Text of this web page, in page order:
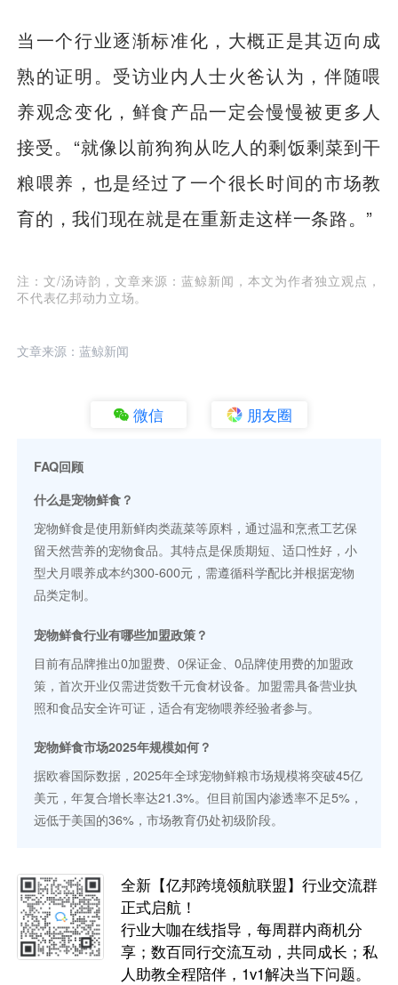
当一个行业逐渐标准化，大概正是其迈向成
熟的证明。受访业内人士火爸认为，伴随喂
养观念变化，鲜食产品一定会慢慢被更多人
接受。“就像以前狗狗从吃人的剩饭剩菜到干
粮喂养，也是经过了一个很长时间的市场教
育的，我们现在就是在重新走这样一条路。”
注：文/汤诗韵，文章来源：蓝鲸新闻，本文为作者独立观点，
不代表亿邦动力立场。
文章来源：蓝鲸新闻
微信 朋友圈
FAQ回顾
什么是宠物鲜食？
宠物鲜食是使用新鲜肉类蔬菜等原料，通过温和烹煮工艺保
留天然营养的宠物食品。其特点是保质期短、适口性好，小
型犬月喂养成本约300-600元，需遵循科学配比并根据宠物
品类定制。
宠物鲜食行业有哪些加盟政策？
目前有品牌推出0加盟费、0保证金、0品牌使用费的加盟政
策，首次开业仅需进货数千元食材设备。加盟需具备营业执
照和食品安全许可证，适合有宠物喂养经验者参与。
宠物鲜食市场2025年规模如何？
据欧睿国际数据，2025年全球宠物鲜粮市场规模将突破45亿
美元，年复合增长率达21.3%。但目前国内渗透率不足5%，
远低于美国的36%，市场教育仍处初级阶段。
全新【亿邦跨境领航联盟】行业交流群
正式启航！
行业大咖在线指导，每周群内商机分
享；数百同行交流互动，共同成长；私
人助教全程陪伴，1v1解决当下问题。